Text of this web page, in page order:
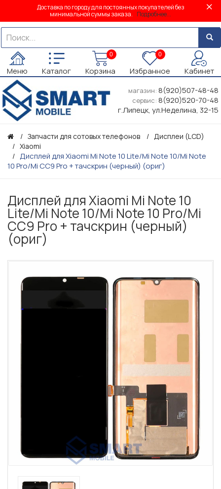
Доставка по городу для постоянных покупателей без
минимальной суммы заказа. Подробнее...
Меню Каталог
0
Корзина
0
Избранное Кабинет
магазин: 8(920)507-48-48
сервис: 8(920)520-70-48
г.Липецк, ул.Неделина, 32-15
Запчасти для сотовых телефонов
Дисплеи (LCD)
Xiaomi
Дисплей для Xiaomi Mi Note 10 Lite/Mi Note 10/Mi Note
10 Pro/Mi CC9 Pro + тачскрин (черный) (ориг)
Дисплей для Xiaomi Mi Note 10
Lite/Mi Note 10/Mi Note 10 Pro/Mi
CC9 Pro + тачскрин (черный)
(ориг)